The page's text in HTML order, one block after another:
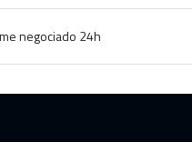
negociado 24h